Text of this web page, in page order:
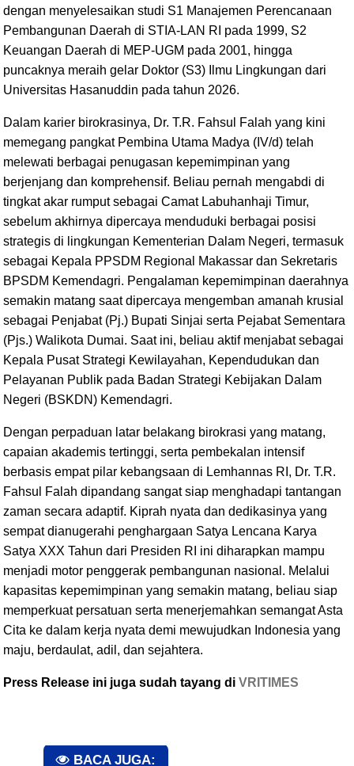
dengan menyelesaikan studi S1 Manajemen Perencanaan
Pembangunan Daerah di STIA-LAN RI pada 1999, S2
Keuangan Daerah di MEP-UGM pada 2001, hingga
puncaknya meraih gelar Doktor (S3) Ilmu Lingkungan dari
Universitas Hasanuddin pada tahun 2026.
Dalam karier birokrasinya, Dr. T.R. Fahsul Falah yang kini
memegang pangkat Pembina Utama Madya (IV/d) telah
melewati berbagai penugasan kepemimpinan yang
berjenjang dan komprehensif. Beliau pernah mengabdi di
tingkat akar rumput sebagai Camat Labuhanhaji Timur,
sebelum akhirnya dipercaya menduduki berbagai posisi
strategis di lingkungan Kementerian Dalam Negeri, termasuk
sebagai Kepala PPSDM Regional Makassar dan Sekretaris
BPSDM Kemendagri. Pengalaman kepemimpinan daerahnya
semakin matang saat dipercaya mengemban amanah krusial
sebagai Penjabat (Pj.) Bupati Sinjai serta Pejabat Sementara
(Pjs.) Walikota Dumai. Saat ini, beliau aktif menjabat sebagai
Kepala Pusat Strategi Kewilayahan, Kependudukan dan
Pelayanan Publik pada Badan Strategi Kebijakan Dalam
Negeri (BSKDN) Kemendagri.
Dengan perpaduan latar belakang birokrasi yang matang,
capaian akademis tertinggi, serta pembekalan intensif
berbasis empat pilar kebangsaan di Lemhannas RI, Dr. T.R.
Fahsul Falah dipandang sangat siap menghadapi tantangan
zaman secara adaptif. Kiprah nyata dan dedikasinya yang
sempat dianugerahi penghargaan Satya Lencana Karya
Satya XXX Tahun dari Presiden RI ini diharapkan mampu
menjadi motor penggerak pembangunan nasional. Melalui
kapasitas kepemimpinan yang semakin matang, beliau siap
memperkuat persatuan serta menerjemahkan semangat Asta
Cita ke dalam kerja nyata demi mewujudkan Indonesia yang
maju, berdaulat, adil, dan sejahtera.
Press Release ini juga sudah tayang di VRITIMES
BACA JUGA: